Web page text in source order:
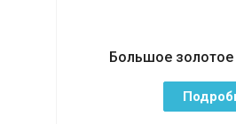
Большое золотое